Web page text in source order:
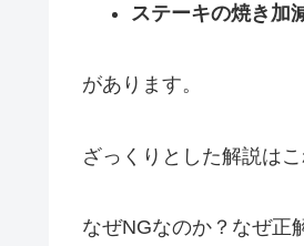
ステーキの焼き加
があります。
ざっくりとした解説は
なぜNGなのか？なぜ正